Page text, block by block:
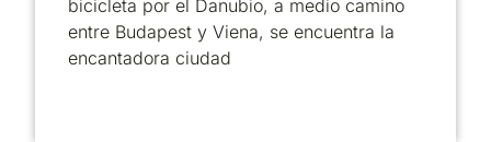
bicicleta por el Danubio, a medio camino
entre Budapest y Viena, se encuentra la
encantadora ciudad